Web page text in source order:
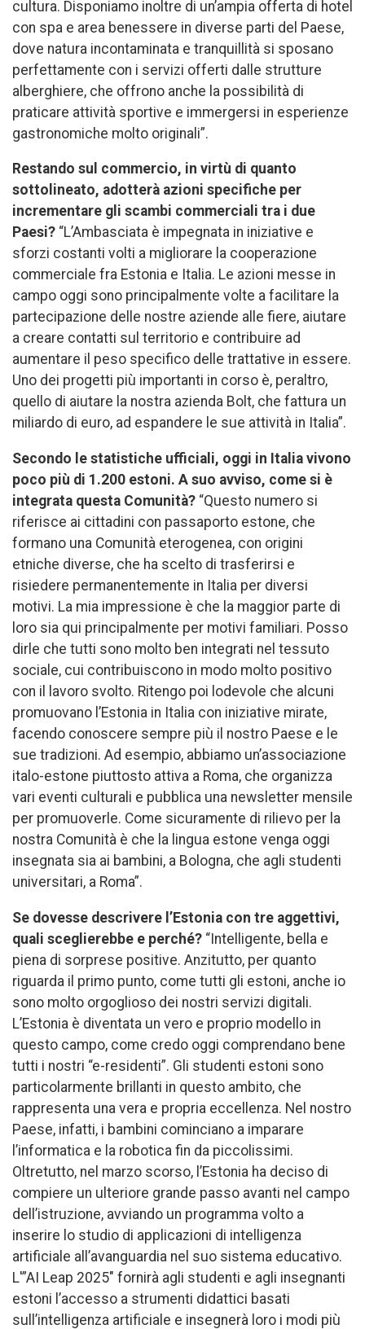
cultura. Disponiamo inoltre di un’ampia offerta di hotel
con spa e area benessere in diverse parti del Paese,
dove natura incontaminata e tranquillità si sposano
perfettamente con i servizi offerti dalle strutture
alberghiere, che offrono anche la possibilità di
praticare attività sportive e immergersi in esperienze
gastronomiche molto originali”.
Restando sul commercio, in virtù di quanto
sottolineato, adotterà azioni specifiche per
incrementare gli scambi commerciali tra i due
Paesi? “L’Ambasciata è impegnata in iniziative e
sforzi costanti volti a migliorare la cooperazione
commerciale fra Estonia e Italia. Le azioni messe in
campo oggi sono principalmente volte a facilitare la
partecipazione delle nostre aziende alle fiere, aiutare
a creare contatti sul territorio e contribuire ad
aumentare il peso specifico delle trattative in essere.
Uno dei progetti più importanti in corso è, peraltro,
quello di aiutare la nostra azienda Bolt, che fattura un
miliardo di euro, ad espandere le sue attività in Italia”.
Secondo le statistiche ufficiali, oggi in Italia vivono
poco più di 1.200 estoni. A suo avviso, come si è
integrata questa Comunità? “Questo numero si
riferisce ai cittadini con passaporto estone, che
formano una Comunità eterogenea, con origini
etniche diverse, che ha scelto di trasferirsi e
risiedere permanentemente in Italia per diversi
motivi. La mia impressione è che la maggior parte di
loro sia qui principalmente per motivi familiari. Posso
dirle che tutti sono molto ben integrati nel tessuto
sociale, cui contribuiscono in modo molto positivo
con il lavoro svolto. Ritengo poi lodevole che alcuni
promuovano l’Estonia in Italia con iniziative mirate,
facendo conoscere sempre più il nostro Paese e le
sue tradizioni. Ad esempio, abbiamo un’associazione
italo-estone piuttosto attiva a Roma, che organizza
vari eventi culturali e pubblica una newsletter mensile
per promuoverle. Come sicuramente di rilievo per la
nostra Comunità è che la lingua estone venga oggi
insegnata sia ai bambini, a Bologna, che agli studenti
universitari, a Roma”.
Se dovesse descrivere l’Estonia con tre aggettivi,
quali sceglierebbe e perché? “Intelligente, bella e
piena di sorprese positive. Anzitutto, per quanto
riguarda il primo punto, come tutti gli estoni, anche io
sono molto orgoglioso dei nostri servizi digitali.
L’Estonia è diventata un vero e proprio modello in
questo campo, come credo oggi comprendano bene
tutti i nostri “e-residenti”. Gli studenti estoni sono
particolarmente brillanti in questo ambito, che
rappresenta una vera e propria eccellenza. Nel nostro
Paese, infatti, i bambini cominciano a imparare
l’informatica e la robotica fin da piccolissimi.
Oltretutto, nel marzo scorso, l’Estonia ha deciso di
compiere un ulteriore grande passo avanti nel campo
dell’istruzione, avviando un programma volto a
inserire lo studio di applicazioni di intelligenza
artificiale all’avanguardia nel suo sistema educativo.
L'”AI Leap 2025″ fornirà agli studenti e agli insegnanti
estoni l’accesso a strumenti didattici basati
sull’intelligenza artificiale e insegnerà loro i modi più